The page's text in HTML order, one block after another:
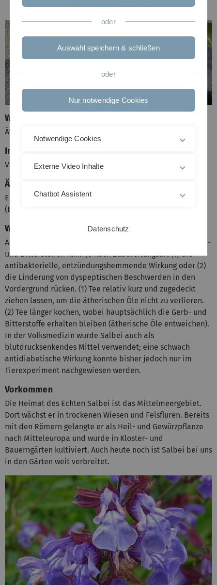
Wirk- und Inhaltsstoffe
Ätherisches Öl, Phenolcarbonsäuren, Flavonoide
Innerliche Anwendung
Verdauungsstörungen, übermäßige Schweißabsonderung
Äußerliche Anwendung
Entzündungen im Mund- und Rachenraum, Fußschweiß
(Bäder)
Wissenswertes
Aufgrund des Gehaltes an ätherischen Ölen sowie an Gerb-
und Bitterstoffen kann je nach Zubereitungsart (1) die
antibakterielle, entzündungshemmende Wirkung oder (2)
die Linderung von dyspeptischen Beschwerden in den
Vordergrund rücken. (1) Tee relativ kurz und zugedeckt
ziehen lassen, um die ätherischen Öle nicht zu verlieren.
(2) Tee länger kochen, wobei hauptsächlich die Gerb- und
Bitterstoffe erhalten bleiben (ätherische Öle entweichen).
In der Volksmedizin wurde Salbei auch als
blutdrucksenkendes Mittel verwendet; eine schwach
antidiabetische Wirkung konnte bisher jedoch nur im
Tierexperiment nachgewiesen werden.
Vorkommen
Die Heimat des Echten Salbei ist das Mittelmeergebiet.
Dort wächst er in trockenen Wiesen und Felsfluren. Bereits
mit den Römern gelangte er als Heil- und Gewürzpflanze
nach Mitteleuropa und wurde in Kloster- und
Bauerngärten kultiviert. Auch heute noch ist Salbei bei uns
in den Gärten weit verbreitet.
oder
Auswahl speichern & schließen
oder
Nur notwendige Cookies
Notwendige Cookies
Externe Video Inhalte
Chatbot Assistent
Datenschutz